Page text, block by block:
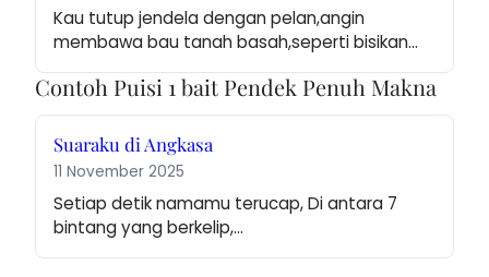
Kau tutup jendela dengan pelan,angin
membawa bau tanah basah,seperti bisikan…
Contoh Puisi 1 bait Pendek Penuh Makna
Suaraku di Angkasa
11 November 2025
Setiap detik namamu terucap, Di antara 7
bintang yang berkelip,…